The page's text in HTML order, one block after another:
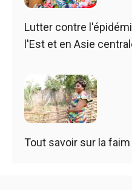
Lutter contre
l'Est et en Asie
Tout savoir sur la faim